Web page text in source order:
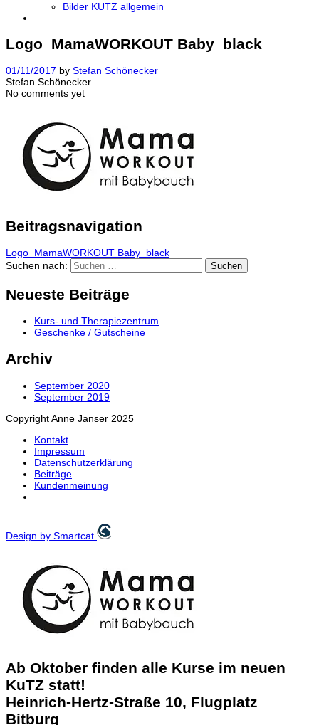
Bilder KUTZ allgemein
Logo_MamaWORKOUT Baby_black
01/11/2017 by Stefan Schönecker
Stefan Schönecker
No comments yet
Beitragsnavigation
Logo_MamaWORKOUT Baby_black
Suchen nach:
Neueste Beiträge
Kurs- und Therapiezentrum
Geschenke / Gutscheine
Archiv
September 2020
September 2019
Copyright Anne Janser 2025
Kontakt
Impressum
Datenschutzerklärung
Beiträge
Kundenmeinung
Design by Smartcat
Ab Oktober finden alle Kurse im neuen
KuTZ statt!
Heinrich-Hertz-Straße 10, Flugplatz
Bitburg